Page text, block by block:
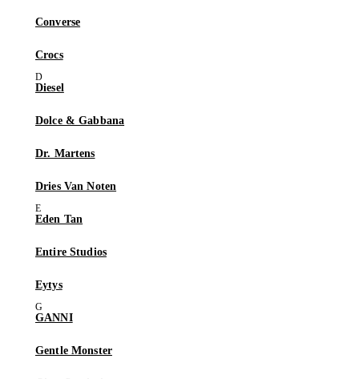
Converse
Crocs
Diesel
Dolce & Gabbana
Dr. Martens
Dries Van Noten
Eden Tan
Entire Studios
Eytys
GANNI
Gentle Monster